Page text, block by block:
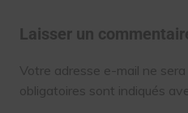
Laisser un
Votre adresse e-mail ne sera
obligatoires sont indiqués